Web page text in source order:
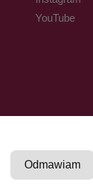
YouTube
Odmawiam